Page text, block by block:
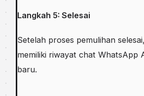
Langkah 5: Selesai
Setelah proses pemulihan
memiliki riwayat chat WhatsApp
baru.